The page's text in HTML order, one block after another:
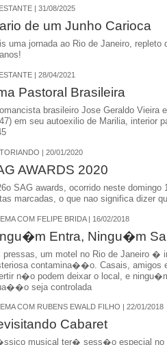
| 31/08/2025
de um Junho Carioca
uma jornada ao Rio de Janeiro,
| 28/04/2021
Pastoral Brasileira
brasileiro Jose Geraldo Vieira
em seu autoexilio de Marilia, interior
| 20/01/2020
AWARDS 2020
SAG awards, ocorrido neste domingo
marcadas, o que nao significa dizer
COM FELIPE BRIDA | 16/02/2018
Entra, Ningu�m
um motel no Rio de Janeiro �
contamina��o. Casais,
n�o podem deixar o local, e
seja controlada
COM RUBENS EWALD FILHO | 22/01/2018
Cabaret
musical ter� sess�o especial no